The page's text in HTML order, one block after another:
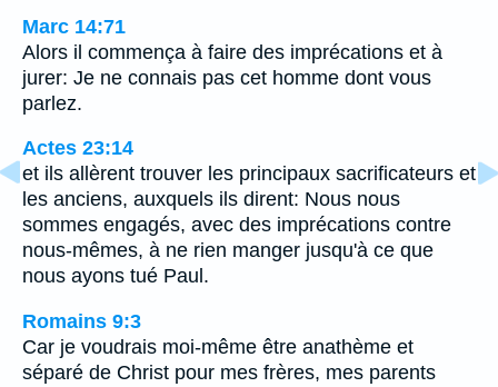
Marc 14:71
Alors il commença à faire des imprécations et à
jurer: Je ne connais pas cet homme dont vous
parlez.
Actes 23:14
et ils allèrent trouver les principaux sacrificateurs et
les anciens, auxquels ils dirent: Nous nous
sommes engagés, avec des imprécations contre
nous-mêmes, à ne rien manger jusqu'à ce que
nous ayons tué Paul.
Romains 9:3
Car je voudrais moi-même être anathème et
séparé de Christ pour mes frères, mes parents